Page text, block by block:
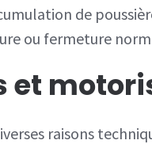
de
ou fermeture
et
raisons